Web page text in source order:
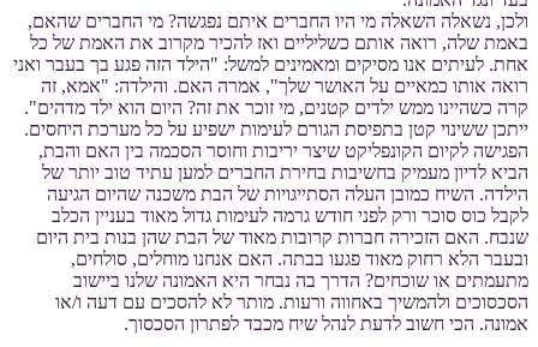
ולכן, נשאלה השאלה מי היו החברים איתם נפגשה? מי החברים שהאם,
באמת שלה, רואה אותם כשליליים ואז להכיר מקרוב את האמת של כל
אחת. לעיתים אנו מסיקים ומאמינים למשל: "הילד הזה פגע בך בעבר ואני
רואה אותו כמאיים על האושר שלך", אמרה האם. והילדה: "אמא, זה
קרה כשהיינו ממש ילדים קטנים, מי זוכר את זה? היום הוא ילד מדהים".
ייתכן ששינוי קטן בתפיסת הגורם לעימות ישפיע על כל מערכת היחסים.
הפגישה לקיום הקונפליקט שיצר יריבות וחוסר הסכמה בין האם והבת,
הביא לדיון מעמיק בחשיבות בחירת החברים למען עתיד טוב יותר של
הילדה. השיח כמובן העלה הסתייגויות של הבת משכנה שהיום הגיעה
לקבל כוס סוכר ורק לפני חודש גרמה לעימות גדול מאוד בעניין הכלב
שנבח. האם הזכירה חברות קרובות מאוד של הבת שהן בנות בית היום
ובעבר הלא רחוק מאוד פגעו בבתה. האם אנחנו מוחלים, סולחים,
מתעמתים או שוכחים? הדרך בה נבחר היא האמונה שלנו ביישוב
הסכסוכים ולהמשיך באחווה ורעות. מותר לא להסכים עם דעה ו/או
אמונה. הכי חשוב לדעת לנהל שיח מכבד לפתרון הסכסוך.